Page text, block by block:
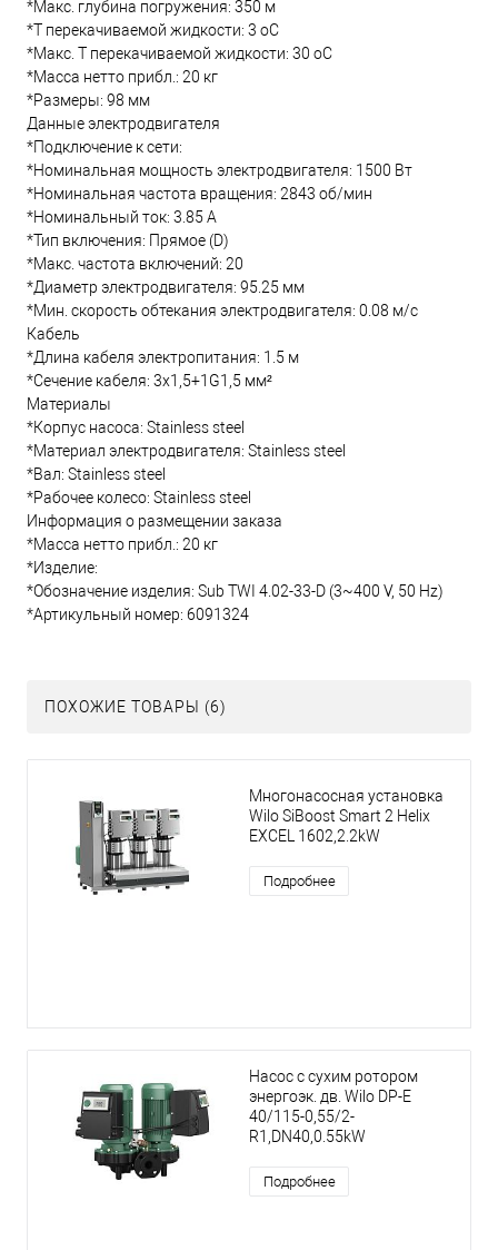
*Макс. глубина погружения: 350 м
*Т перекачиваемой жидкости: 3 oC
*Макс. T перекачиваемой жидкости: 30 oC
*Масса нетто прибл.: 20 кг
*Размеры: 98 мм
Данные электродвигателя
*Подключение к сети:
*Номинальная мощность электродвигателя: 1500 Вт
*Номинальная частота вращения: 2843 об/мин
*Номинальный ток: 3.85 А
*Тип включения: Прямое (D)
*Макс. частота включений: 20
*Диаметр электродвигателя: 95.25 мм
*Мин. скорость обтекания электродвигателя: 0.08 м/с
Кабель
*Длина кабеля электропитания: 1.5 м
*Сечение кабеля: 3x1,5+1G1,5 мм²
Материалы
*Корпус насоса: Stainless steel
*Материал электродвигателя: Stainless steel
*Вал: Stainless steel
*Рабочее колесо: Stainless steel
Информация о размещении заказа
*Масса нетто прибл.: 20 кг
*Изделие:
*Обозначение изделия: Sub TWI 4.02-33-D (3~400 V, 50 Hz)
*Артикульный номер: 6091324
ПОХОЖИЕ ТОВАРЫ (6)
Многонасосная установка
Wilo SiBoost Smart 2 Helix
EXCEL 1602,2.2kW
Подробнее
Насос с сухим ротором
энергоэк. дв. Wilo DP-E
40/115-0,55/2-
R1,DN40,0.55kW
Подробнее